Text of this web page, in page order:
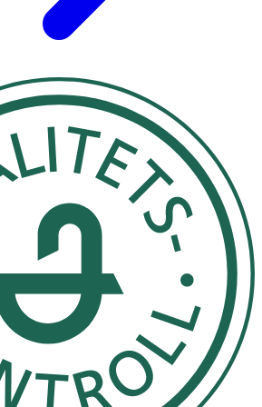
är hel före
före utgångsdatum.
tillverkaren och behörig
där användaren/patienten
woven.
lim.